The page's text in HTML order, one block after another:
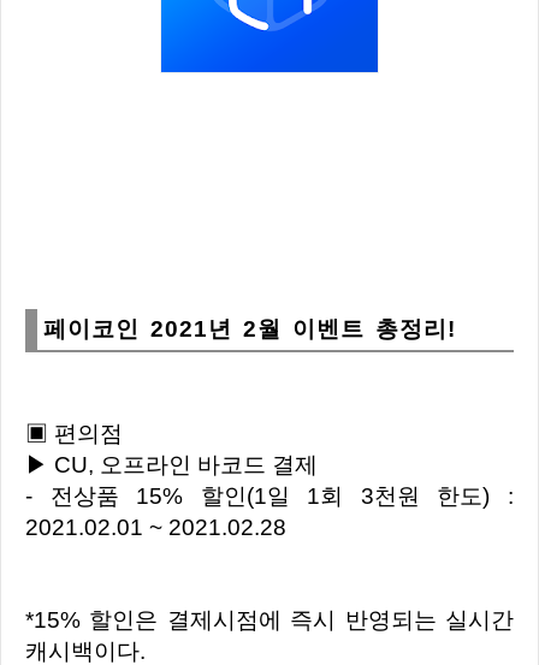
페이코인 2021년 2월 이벤트 총정리!
▣ 편의점
▶ CU, 오프라인 바코드 결제
- 전상품 15% 할인(1일 1회 3천원 한도) :
2021.02.01 ~ 2021.02.28
*15% 할인은 결제시점에 즉시 반영되는 실시간
캐시백이다.